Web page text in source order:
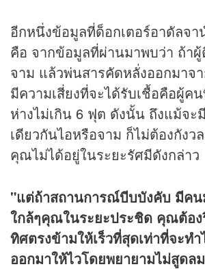
อีกหนึ่งข้อมูลที่ด็อกเตอร์อาดัลจา
คือ จากข้อมูลที่ผ่านมาพบว่า ถ้าผู้
จาม แล้วพ่นสารคัดหลั่งออกมาจ
มีความเสี่ยงที่จะได้รับเชื้อคือผู้ค
ห่างไม่เกิน 6 ฟุต ดังนั้น ถึงแม้จ
เดียวกันไอหรือจาม ก็ไม่ต้องกังว
คุณไม่ได้อยู่ในระยะรัศมีดังกล่าว
"แต่ถ้าสถานการณ์บีบบังคับ มีคน
ใกล้ๆคุณในระยะประชิด คุณต้อ
ทิศตรงข้ามให้เร็วที่สุดเท่าที่จะท
ออกมาให้ไวโดยพยายามไม่สูดล